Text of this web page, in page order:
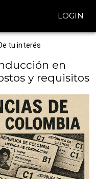
LOGIN
tu interés
en
y requisitos